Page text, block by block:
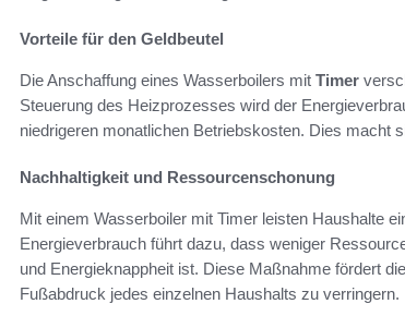
Vorteile für den Geldbeutel
Die Anschaffung eines Wasserboilers mit Timer
Steuerung des Heizprozesses wird der
niedrigeren monatlichen Betriebskosten. Dies macht
Nachhaltigkeit und Ressourcenschonung
Mit einem Wasserboiler mit Timer leisten Haushalte
Energieverbrauch führt dazu, dass weniger
und Energieknappheit ist. Diese Maßnahme fördert die
Fußabdruck jedes einzelnen Haushalts zu verringern.